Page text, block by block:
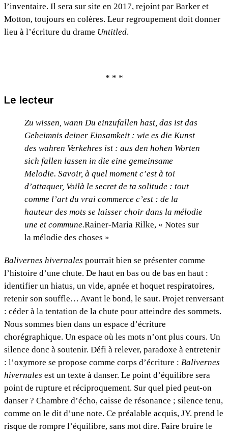
l’inventaire. Il sera sur site en 2017, rejoint par Barker et
Motton, toujours en colères. Leur regroupement doit donner
lieu à l’écriture du drame Untitled.
* * *
Le lecteur
Zu wissen, wann Du einzufallen hast, das ist das
Geheimnis deiner Einsamkeit : wie es die Kunst
des wahren Verkehres ist : aus den hohen Worten
sich fallen lassen in die eine gemeinsame
Melodie. Savoir, à quel moment c’est à toi
d’attaquer, Voilà le secret de ta solitude : tout
comme l’art du vrai commerce c’est : de la
hauteur des mots se laisser choir dans la mélodie
une et commune.Rainer-Maria Rilke, « Notes sur
la mélodie des choses »
Balivernes hivernales pourrait bien se présenter comme
l’histoire d’une chute. De haut en bas ou de bas en haut :
identifier un hiatus, un vide, apnée et hoquet respiratoires,
retenir son souffle… Avant le bond, le saut. Projet renversant
: céder à la tentation de la chute pour atteindre des sommets.
Nous sommes bien dans un espace d’écriture
chorégraphique. Un espace où les mots n’ont plus cours. Un
silence donc à soutenir. Défi à relever, paradoxe à entretenir
: l’oxymore se propose comme corps d’écriture : Balivernes
hivernales est un texte à danser. Le point d’équilibre sera
point de rupture et réciproquement. Sur quel pied peut-on
danser ? Chambre d’écho, caisse de résonance ; silence tenu,
comme on le dit d’une note. Ce préalable acquis, JY. prend le
risque de rompre l’équilibre, sans mot dire. Faire bruire le